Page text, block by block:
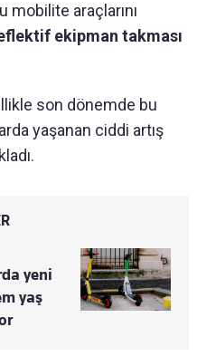
mobilite araçlarını
ekipman takması
son dönemde bu
yaşanan ciddi artış
yeni
yaş